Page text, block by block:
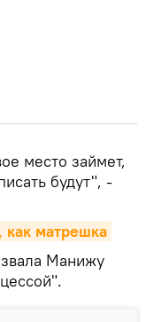
место займет,
будут", -
матрешка
Манижу